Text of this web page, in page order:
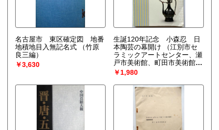
名古屋市 東区確定図 地番
地積地目入無記名式
（竹原
良三編）
￥3,630
生誕120年記念 小森忍 日
本陶芸の幕開け
（江別市セ
ラミックアートセンター、瀬
戸市美術館、町田市美術館、
田川市美術館編）
￥1,980